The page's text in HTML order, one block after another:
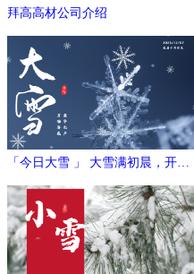
拜高高材公司介绍
「今日大雪 」 大雪满初晨，开门
万象新